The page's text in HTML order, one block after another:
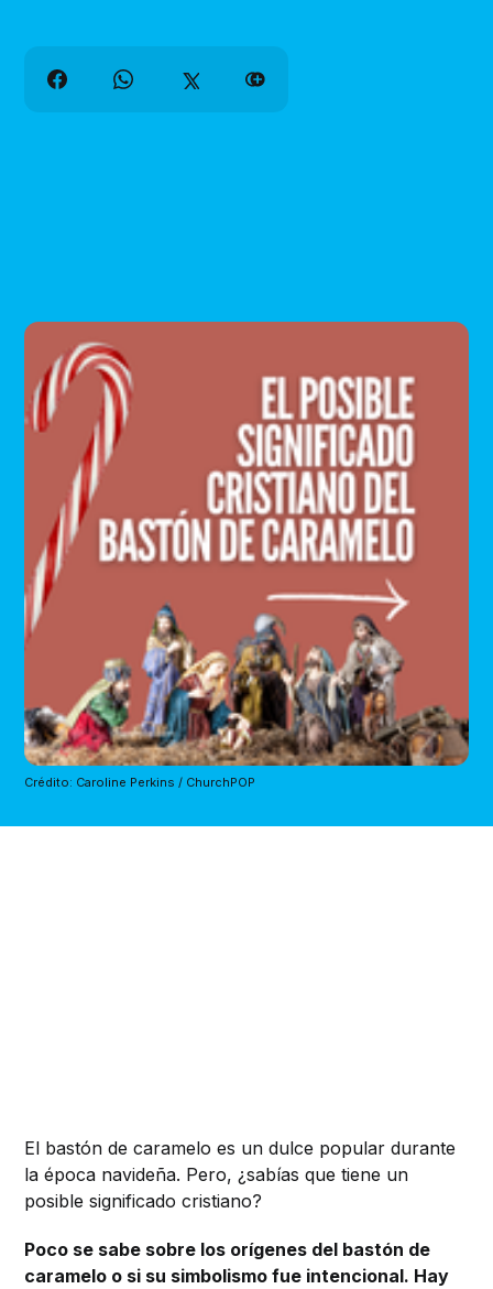
Crédito: Caroline Perkins / ChurchPOP
El bastón de caramelo es un dulce popular durante
la época navideña. Pero, ¿sabías que tiene un
posible significado cristiano?
Poco se sabe sobre los orígenes del bastón de
caramelo o si su simbolismo fue intencional. Hay